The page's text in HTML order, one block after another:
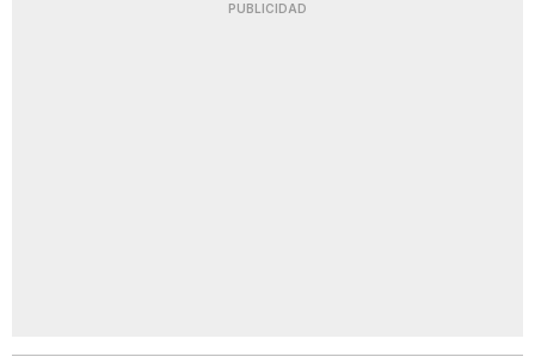
PUBLICIDAD